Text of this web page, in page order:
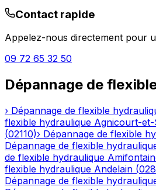
Contact rapide
Appelez-nous directement pour
09 72 65 32 50
Dépannage de
› Dépannage de flexible
flexible hydraulique Agnicourt-et-
(02110)› Dépannage de flexible
Dépannage de flexible
de flexible hydraulique
flexible hydraulique Andelain (
Dépannage de flexible